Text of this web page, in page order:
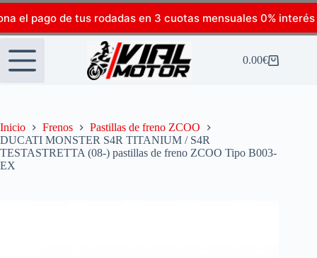
el pago de tus rodadas en 3 cuotas mensuales 0% interés
0.00€
Inicio Frenos
Pastillas de freno ZCOO
DUCATI MONSTER S4R TITANIUM / S4R
TESTASTRETTA (08-) pastillas de freno ZCOO Tipo B003-
EX